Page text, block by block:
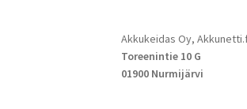
Akkukeidas Oy,
Toreenintie 10 G
01900 Nurmijärvi